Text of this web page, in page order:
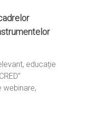
educație
webinare,